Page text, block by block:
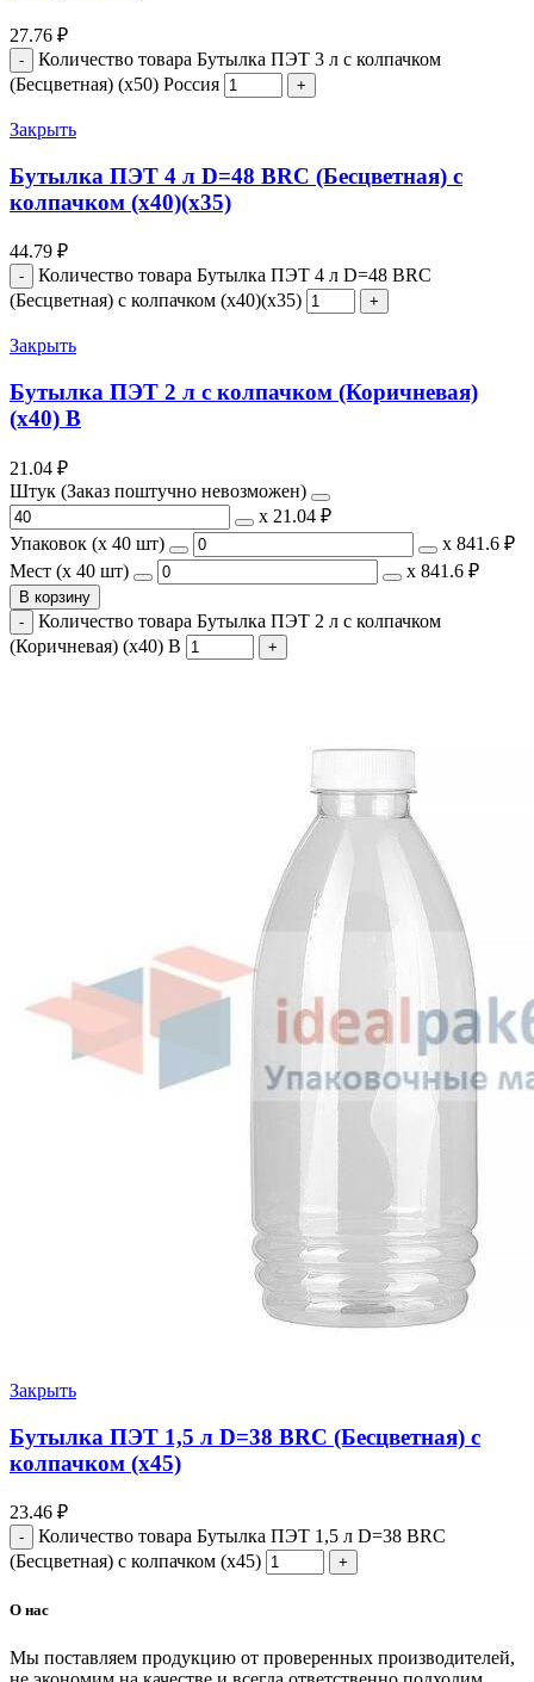
27.76 ₽
Количество товара Бутылка ПЭТ 3 л с колпачком
(Бесцветная) (х50) Россия
Закрыть
Бутылка ПЭТ 4 л D=48 BRC (Бесцветная) с
колпачком (х40)(х35)
44.79 ₽
Количество товара Бутылка ПЭТ 4 л D=48 BRC
(Бесцветная) с колпачком (х40)(х35)
Закрыть
Бутылка ПЭТ 2 л с колпачком (Коричневая)
(х40) В
21.04 ₽
Штук (Заказ поштучно невозможен)
х 21.04 ₽
Упаковок (x 40 шт)
х 841.6 ₽
Мест (x 40 шт)
х 841.6 ₽
В корзину
Количество товара Бутылка ПЭТ 2 л с колпачком
(Коричневая) (х40) В
Закрыть
Бутылка ПЭТ 1,5 л D=38 BRC (Бесцветная) с
колпачком (х45)
23.46 ₽
Количество товара Бутылка ПЭТ 1,5 л D=38 BRC
(Бесцветная) с колпачком (х45)
О нас
Мы поставляем продукцию от проверенных производителей,